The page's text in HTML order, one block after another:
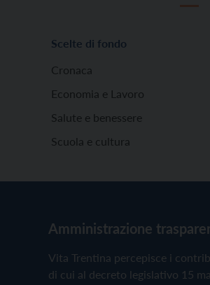
Scelte di fondo
Cronaca
Economia e Lavoro
Salute e benessere
Scuola e cultura
Amministrazione
Vita Trentina percepisce i
di cui al decreto legislativo 15